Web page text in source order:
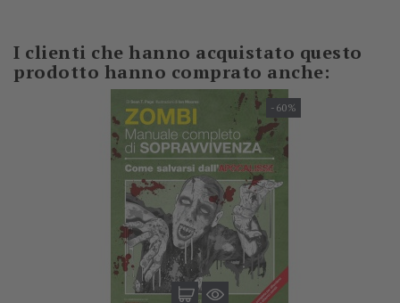
I clienti che hanno acquistato questo
prodotto hanno comprato anche:
-60%